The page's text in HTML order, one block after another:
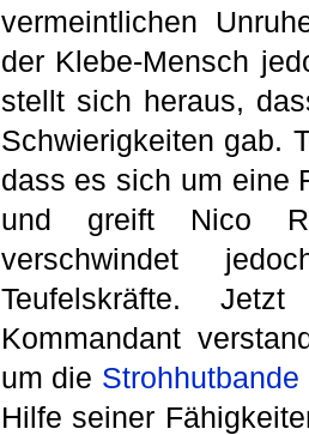
vermeintlichen
der Klebe-Mensch
stellt sich heraus,
Schwierigkeiten gab.
dass es sich um eine
und greift Nico
verschwindet
Teufelskräfte.
Kommandant
um die Strohhutbande
Hilfe seiner